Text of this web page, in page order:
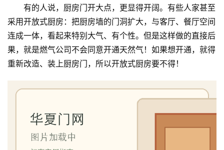
门
卫
生
间
有的人说，厨房门开大点，更显得开阔。有些人家甚至
采用开放式厨房：把厨房墙的门洞扩大，与客厅、餐厅空间
连成一体，看起来特别大气、有个性。但是这样做的直接后
果，就是燃气公司不会同意开通天然气！如果想开通，就得
重新改造、装上厨房门，所以开放式厨房要不得！